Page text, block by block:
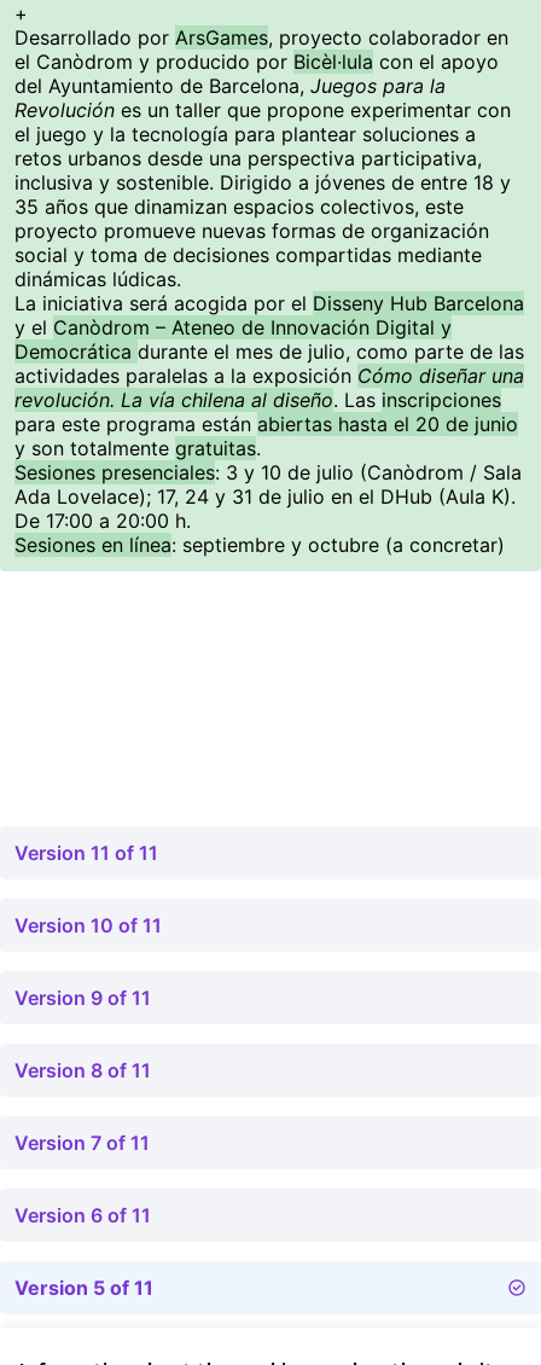
+
Desarrollado por ArsGames, proyecto colaborador en
el Canòdrom y producido por Bicèl·lula con el apoyo
del Ayuntamiento de Barcelona, Juegos para la
Revolución es un taller que propone experimentar con
el juego y la tecnología para plantear soluciones a
retos urbanos desde una perspectiva participativa,
inclusiva y sostenible. Dirigido a jóvenes de entre 18 y
35 años que dinamizan espacios colectivos, este
proyecto promueve nuevas formas de organización
social y toma de decisiones compartidas mediante
dinámicas lúdicas.
La iniciativa será acogida por el Disseny Hub Barcelona
y el Canòdrom – Ateneo de Innovación Digital y
Democrática durante el mes de julio, como parte de las
actividades paralelas a la exposición Cómo diseñar una
revolución. La vía chilena al diseño. Las inscripciones
para este programa están abiertas hasta el 20 de junio
y son totalmente gratuitas.
Sesiones presenciales: 3 y 10 de julio (Canòdrom / Sala
Ada Lovelace); 17, 24 y 31 de julio en el DHub (Aula K).
De 17:00 a 20:00 h.
Sesiones en línea: septiembre y octubre (a concretar)
Version 11 of 11
Version 10 of 11
Version 9 of 11
Version 8 of 11
Version 7 of 11
Version 6 of 11
Version 5 of 11
Version 4 of 11